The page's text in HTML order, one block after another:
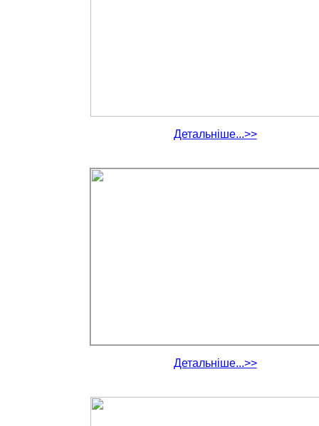
Детальніше...>>
Детальніше...>>